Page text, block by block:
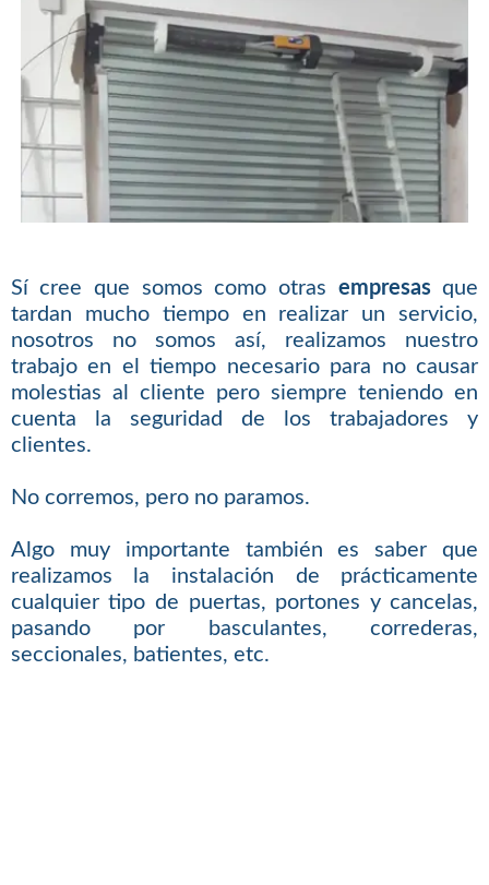
Sí cree que somos como otras empresasque
tardan mucho tiempo en realizar un servicio,
nosotros no somos así, realizamos nuestro
trabajo en el tiempo necesario para no causar
molestias al cliente pero siempre teniendo en
cuenta la seguridad de los trabajadores y
clientes.
No corremos, pero no paramos.
Algo muy importante también es saber que
realizamos la instalación de prácticamente
cualquier tipo de puertas, portones y cancelas,
pasando por basculantes, correderas,
seccionales, batientes, etc.